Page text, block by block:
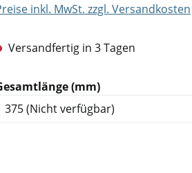
inkl. MwSt. zzgl. Versandkosten
Versandfertig in 3 Tagen
(mm)auswählen